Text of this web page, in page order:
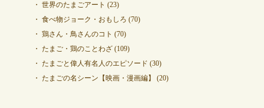
世界のたまごアート (23)
食べ物ジョーク・おもしろ (70)
鶏さん・鳥さんのコト (70)
たまご・鶏のことわざ(109)
たまごと偉人有名人のエピソード (30)
たまごの名シーン【映画・漫画編】
(20)